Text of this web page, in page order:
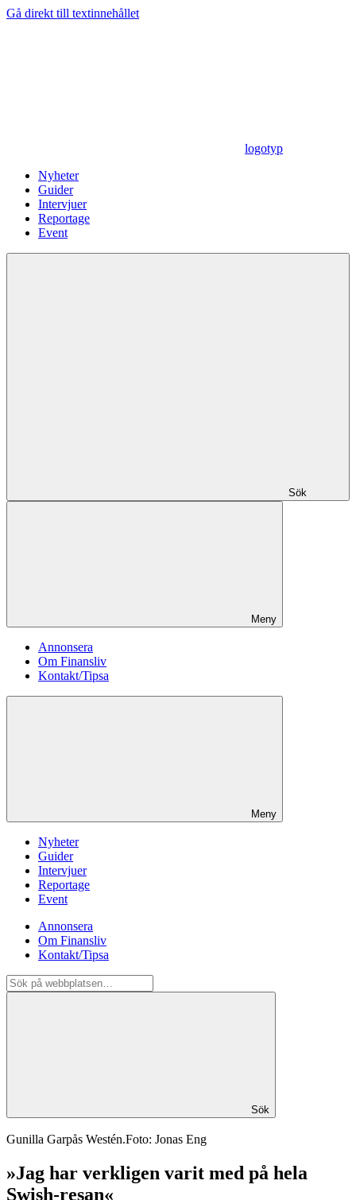
Gå direkt till textinnehållet
logotyp
Nyheter
Guider
Intervjuer
Reportage
Event
Sök
Meny
Annonsera
Om Finansliv
Kontakt/Tipsa
Meny
Nyheter
Guider
Intervjuer
Reportage
Event
Annonsera
Om Finansliv
Kontakt/Tipsa
Sök
Gunilla Garpås Westén.Foto: Jonas Eng
»Jag har verkligen varit med på hela
Swish-resan«